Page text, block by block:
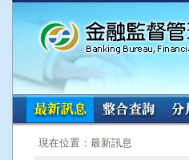
:::
現在位置：最新訊息